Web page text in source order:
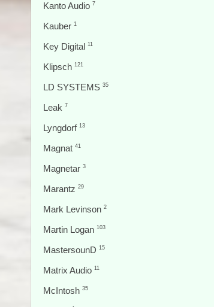
Kanto Audio 7
Kauber 1
Key Digital 11
Klipsch 121
LD SYSTEMS 35
Leak 7
Lyngdorf 13
Magnat 41
Magnetar 3
Marantz 29
Mark Levinson 2
Martin Logan 103
MastersounD 15
Matrix Audio 11
McIntosh 35